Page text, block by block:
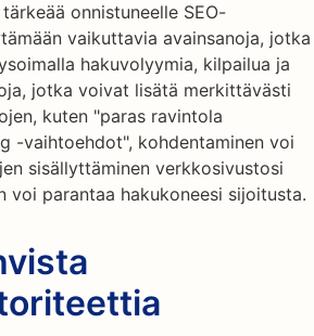
onnistuneelle SEO-
vaikuttavia avainsanoja, jotka
hakuvolyymia, kilpailua ja
jotka voivat lisätä merkittävästi
kuten "paras ravintola
-vaihtoehdot", kohdentaminen voi
sisällyttäminen verkkosivustosi
parantaa hakukoneesi sijoitusta.